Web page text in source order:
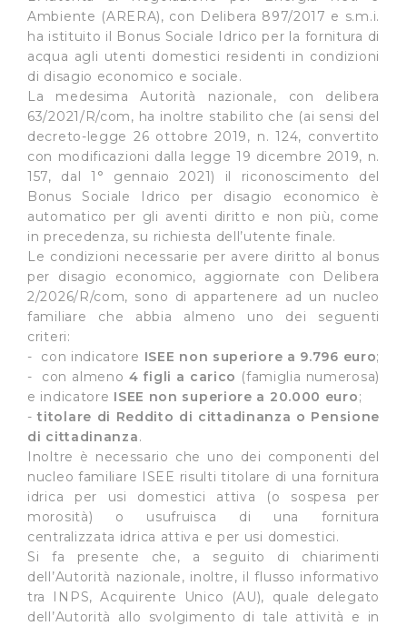
Ambiente (ARERA), con Delibera 897/2017 e s.m.i.
ha istituito il Bonus Sociale Idrico per la fornitura di
acqua agli utenti domestici residenti in condizioni
di disagio economico e sociale.
La medesima Autorità nazionale, con delibera
63/2021/R/com, ha inoltre stabilito che (ai sensi del
decreto-legge 26 ottobre 2019, n. 124, convertito
con modificazioni dalla legge 19 dicembre 2019, n.
157, dal 1° gennaio 2021) il riconoscimento del
Bonus Sociale Idrico per disagio economico è
automatico per gli aventi diritto e non più, come
in precedenza, su richiesta dell’utente finale.
Le condizioni necessarie per avere diritto al bonus
per disagio economico, aggiornate con Delibera
2/2026/R/com, sono di appartenere ad un nucleo
familiare che abbia almeno uno dei seguenti
criteri:
- con indicatore ISEE non superiore a 9.796 euro;
- con almeno 4 figli a carico (famiglia numerosa)
e indicatore ISEE non superiore a 20.000 euro;
-titolare di Reddito di cittadinanza o Pensione
di cittadinanza.
Inoltre è necessario che uno dei componenti del
nucleo familiare ISEE risulti titolare di una fornitura
idrica per usi domestici attiva (o sospesa per
morosità) o usufruisca di una fornitura
centralizzata idrica attiva e per usi domestici.
Si fa presente che, a seguito di chiarimenti
dell’Autorità nazionale, inoltre, il flusso informativo
tra INPS, Acquirente Unico (AU), quale delegato
dell’Autorità allo svolgimento di tale attività e in